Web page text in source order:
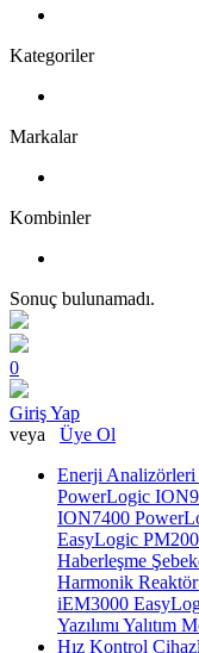
Kategoriler
Markalar
Kombinler
Sonuç bulunamadı.
0
Giriş Yap
veya Üye Ol
Enerji Analizörleri
PowerLogic
ION7400
EasyLogic
Haberleşme
Harmonik Reaktör
iEM3000
Yazılımı Yalıtım
Hız Kontrol